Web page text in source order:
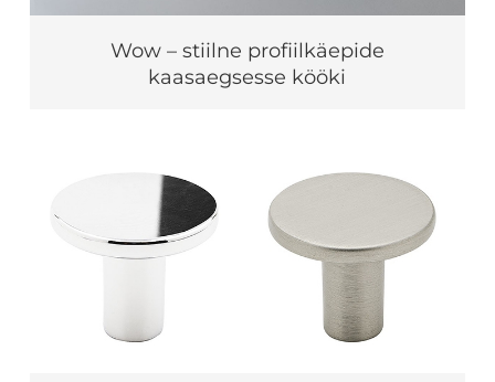
Wow – stiilne profiilkäepide
kaasaegsesse kööki